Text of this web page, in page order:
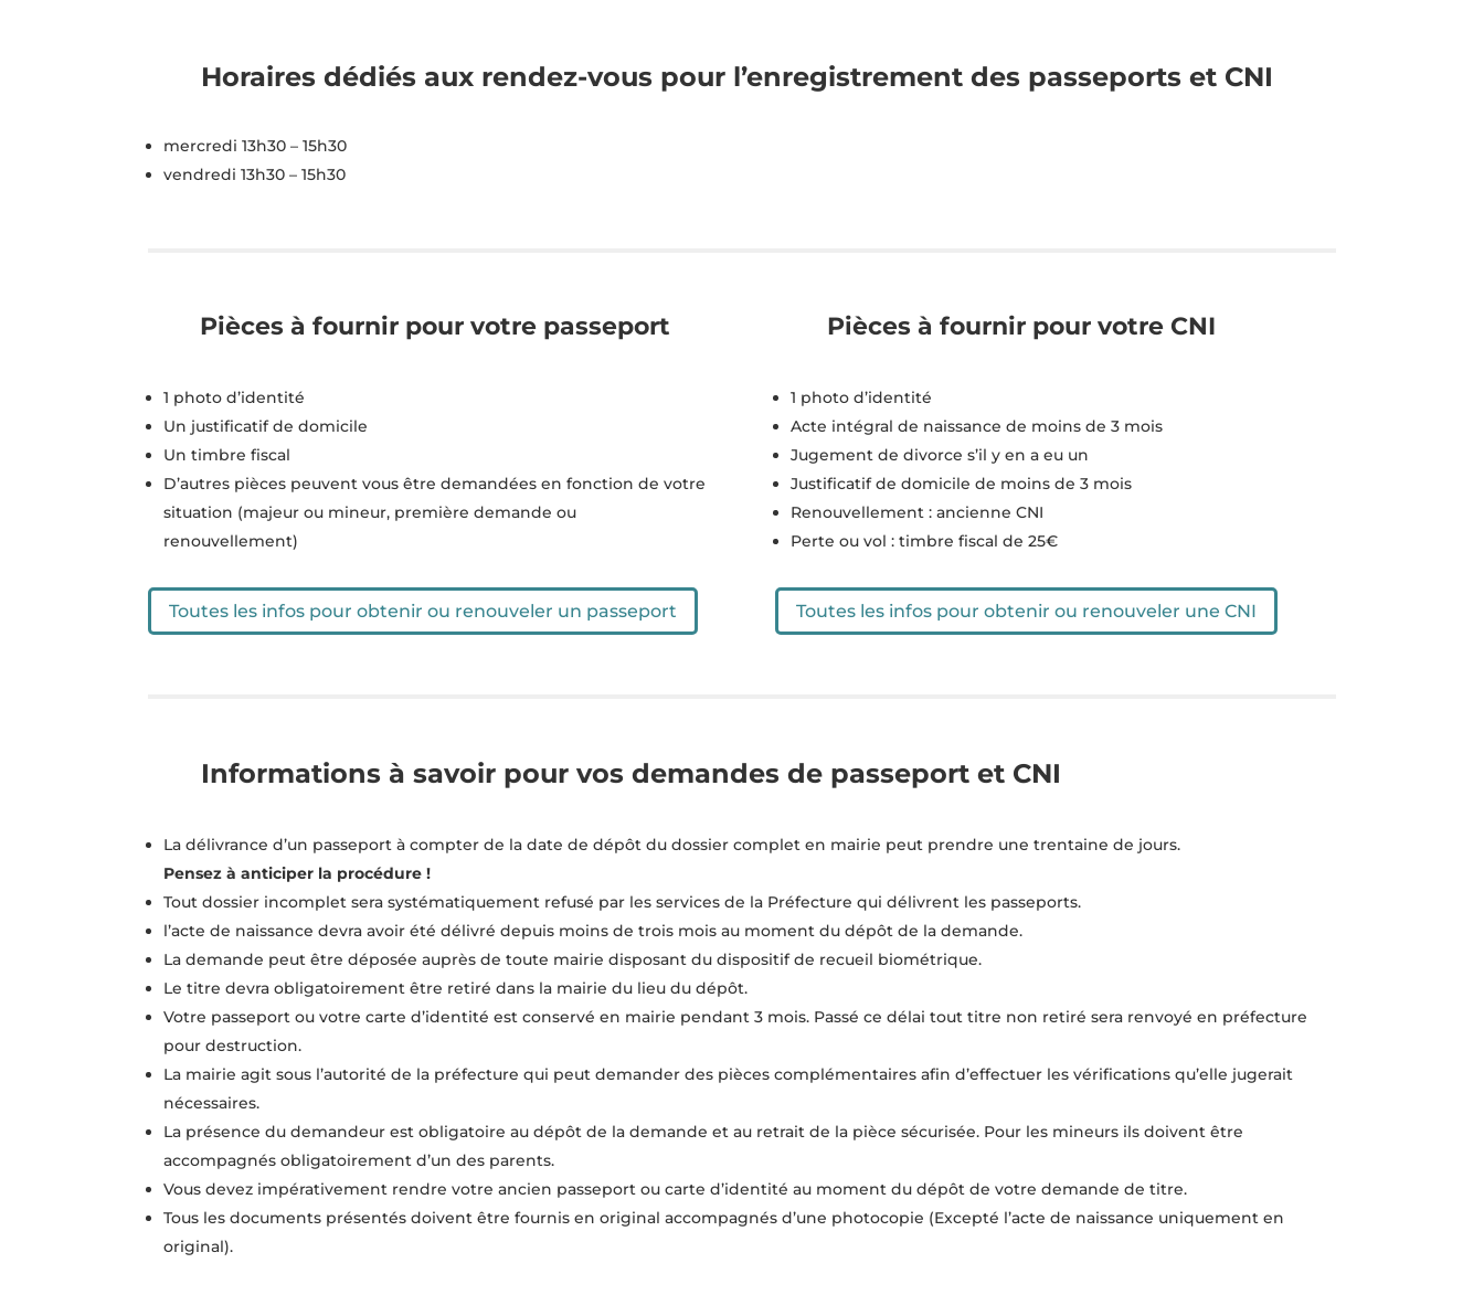
Horaires dédiés aux rendez-vous pour l’enregistrement des passeports et CNI
mercredi 13h30 – 15h30
vendredi 13h30 – 15h30
Pièces à fournir pour votre passeport
1 photo d’identité
Un justificatif de domicile
Un timbre fiscal
D’autres pièces peuvent vous être demandées en fonction de votre
situation (majeur ou mineur, première demande ou
renouvellement)
Toutes les infos pour obtenir ou renouveler un passeport
Pièces à fournir pour votre CNI
1 photo d’identité
Acte intégral de naissance de moins de 3 mois
Jugement de divorce s’il y en a eu un
Justificatif de domicile de moins de 3 mois
Renouvellement : ancienne CNI
Perte ou vol : timbre fiscal de 25€
Toutes les infos pour obtenir ou renouveler une CNI
Informations à savoir pour vos demandes de passeport et CNI
La délivrance d’un passeport à compter de la date de dépôt du dossier complet en mairie peut prendre une trentaine de jours.
Pensez à anticiper la procédure !
Tout dossier incomplet sera systématiquement refusé par les services de la Préfecture qui délivrent les passeports.
l’acte de naissance devra avoir été délivré depuis moins de trois mois au moment du dépôt de la demande.
La demande peut être déposée auprès de toute mairie disposant du dispositif de recueil biométrique.
Le titre devra obligatoirement être retiré dans la mairie du lieu du dépôt.
Votre passeport ou votre carte d’identité est conservé en mairie pendant 3 mois. Passé ce délai tout titre non retiré sera renvoyé en préfecture
pour destruction.
La mairie agit sous l’autorité de la préfecture qui peut demander des pièces complémentaires afin d’effectuer les vérifications qu’elle jugerait
nécessaires.
La présence du demandeur est obligatoire au dépôt de la demande et au retrait de la pièce sécurisée. Pour les mineurs ils doivent être
accompagnés obligatoirement d’un des parents.
Vous devez impérativement rendre votre ancien passeport ou carte d’identité au moment du dépôt de votre demande de titre.
Tous les documents présentés doivent être fournis en original accompagnés d’une photocopie (Excepté l’acte de naissance uniquement en
original).